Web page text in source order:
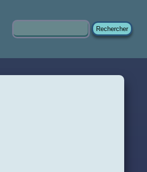
Rechercher :